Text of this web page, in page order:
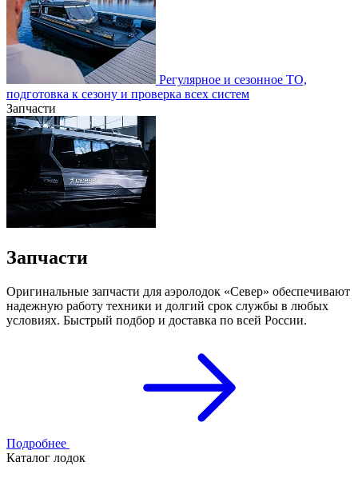
Регулярное и сезонное ТО,
подготовка к сезону и проверка всех систем
Запчасти
Запчасти
Оригинальные запчасти для аэролодок «Север» обеспечивают
надежную работу техники и долгий срок службы в любых
условиях. Быстрый подбор и доставка по всей России.
Подробнее
Каталог лодок